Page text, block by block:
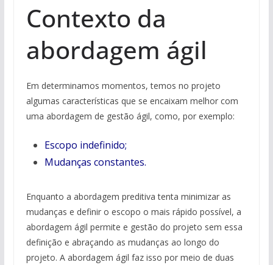
Contexto da
abordagem ágil
Em determinamos momentos, temos no projeto
algumas características que se encaixam melhor com
uma abordagem de gestão ágil, como, por exemplo:
Escopo indefinido;
Mudanças constantes.
Enquanto a abordagem preditiva tenta minimizar as
mudanças e definir o escopo o mais rápido possível, a
abordagem ágil permite e gestão do projeto sem essa
definição e abraçando as mudanças ao longo do
projeto. A abordagem ágil faz isso por meio de duas